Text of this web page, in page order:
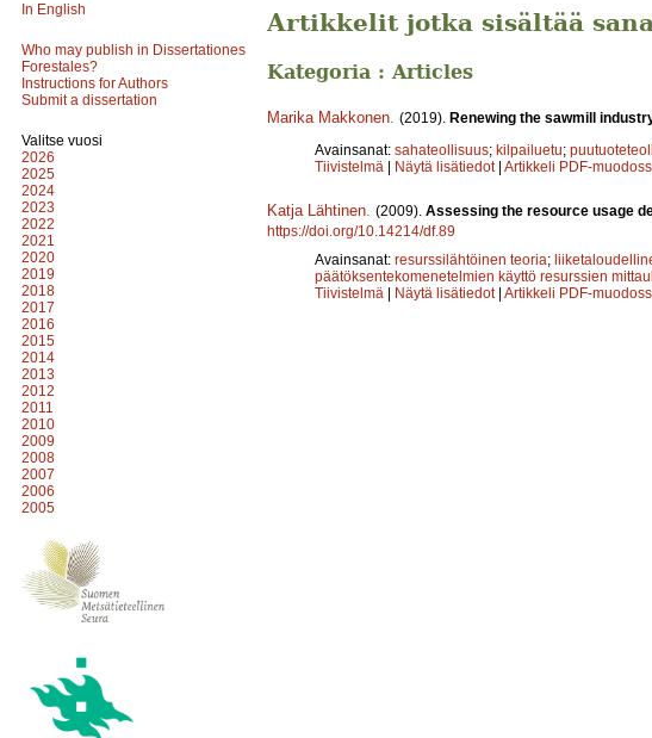
In English
Who may publish in Dissertationes
Forestales?
Instructions for Authors
Submit a dissertation
Valitse vuosi
2026
2025
2024
2023
2022
2021
2020
2019
2018
2017
2016
2015
2014
2013
2012
2011
2010
2009
2008
2007
2006
2005
Artikkelit jotka sisältää
Kategoria : Articles
Marika Makkonen (2019). Renewing the sawmill
Avainsanat: sahateollisuus; kilpailuetu;
Tiivistelmä | Näytä lisätiedot | Artikkeli PDF-
Katja Lähtinen (2009). Assessing the resource usage
https://doi.org/10.14214/df.89
Avainsanat: resurssilähtöinen teoria;
päätöksentekomenetelmien käyttö resurssien
Tiivistelmä | Näytä lisätiedot | Artikkeli PDF-